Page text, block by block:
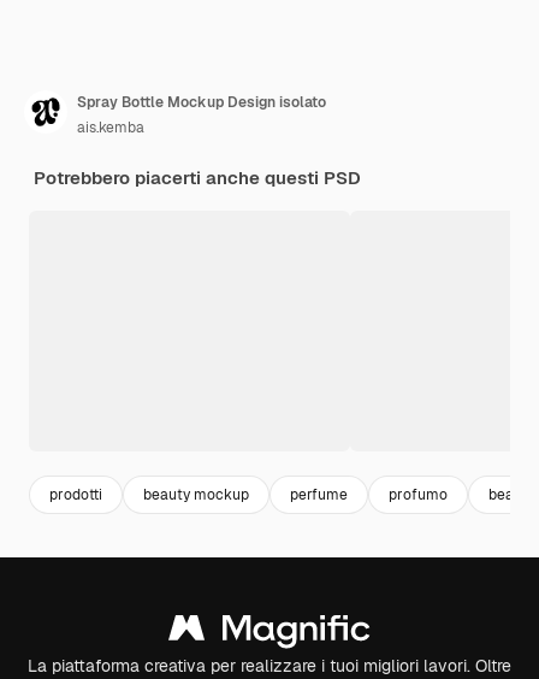
Spray Bottle Mockup Design isolato
ais.kemba
Potrebbero piacerti anche questi PSD
prodotti beauty mockup perfume profumo
La piattaforma creativa per realizzare i tuoi migliori lavori. Oltre